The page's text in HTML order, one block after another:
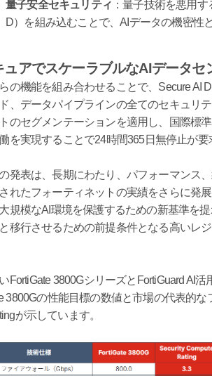
量子安全セキュリティ ：量子技術を悪用
D）を組み込むことで、AIデータの機密性
ュアでスケーラブルなAIデータ
の機能を組み合わせることで、Secure AI
、データパイプラインの全てのセキュリ
のセグメンテーションを適用し、国際標
を実現することで24時間365日無停止が要
発表は、長期にわたり、パフォーマンス
れたフォーティネットの実績をさらに発
規模なAI環境を保護するための新基準を
移行させるための前提条件となる高いレ
FortiGate 3800GシリーズとFortiGuard AI
3800Gの性能目標の数値と市場の代表的
が示しています。